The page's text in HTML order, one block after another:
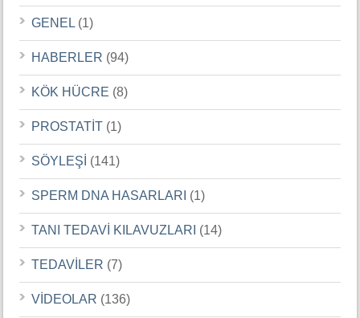
GENEL (1)
HABERLER (94)
KÖK HÜCRE (8)
PROSTATİT (1)
SÖYLEŞİ (141)
SPERM DNA HASARLARI (1)
TANI TEDAVİ KILAVUZLARI (14)
TEDAVİLER (7)
VİDEOLAR (136)